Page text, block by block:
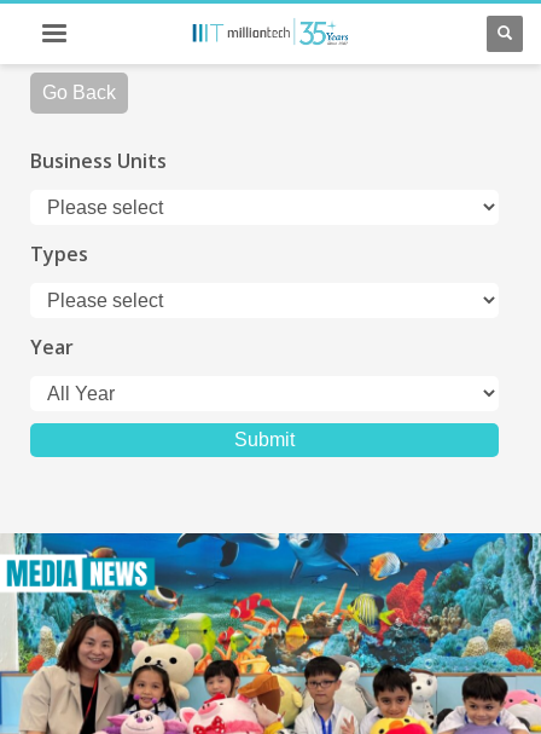
Go Back
Business Units
Types
Year